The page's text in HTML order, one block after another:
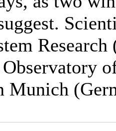
Observatory